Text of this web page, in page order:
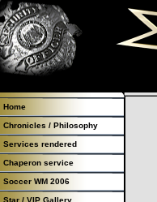
Home
Chronicles / Philosophy
Services rendered
Chaperon service
Soccer WM 2006
Star / VIP Gallery